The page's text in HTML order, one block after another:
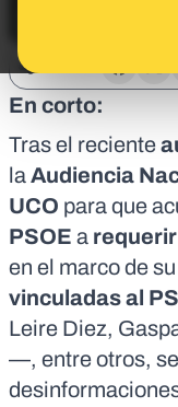
En corto:
Tras el reciente
laAudiencia
UCO para que
PSOE a
en el marco de su
vinculadas al
Leire Diez,
—, entre otros,